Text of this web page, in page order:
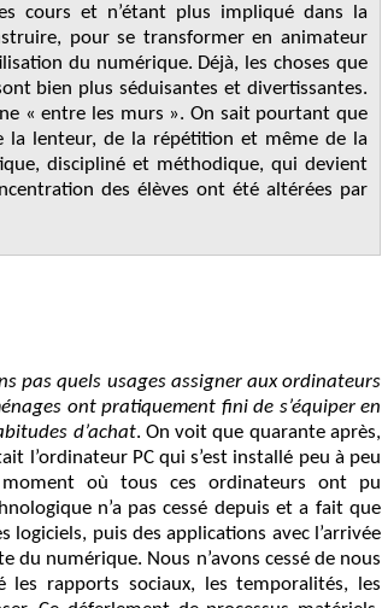
cours et n’étant plus impliqué dans la
pour se transformer en animateur
du numérique. Déjà, les choses que
bien plus séduisantes et divertissantes.
« entre les murs ». On sait pourtant que
la lenteur, de la répétition et même de la
discipliné et méthodique, qui devient
des élèves ont été altérées par
pas quels usages assigner aux ordinateurs
ont pratiquement fini de s’équiper en
d’achat. On voit que quarante après,
l’ordinateur PC qui s’est installé peu à peu
où tous ces ordinateurs ont pu
n’a pas cessé depuis et a fait que
puis des applications avec l’arrivée
numérique. Nous n’avons cessé de nous
rapports sociaux, les temporalités, les